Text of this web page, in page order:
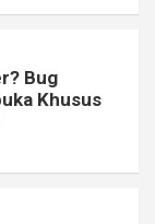
Bug
Khusus